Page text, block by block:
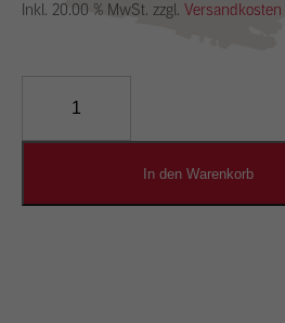
Inkl. 20.00 % MwSt. zzgl. Versandkosten
Designputz
In den Warenkorb